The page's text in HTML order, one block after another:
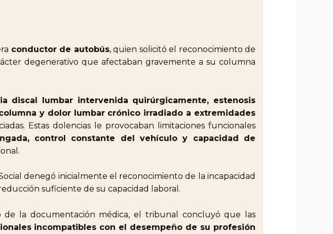
conductor de autobús, quien solicitó el reconocimiento de
degenerativo que afectaban gravemente a su columna
discal lumbar intervenida quirúrgicamente, estenosis
y dolor lumbar crónico irradiado a extremidades
Estas dolencias le provocaban limitaciones funcionales
control constante del vehículo y capacidad de
denegó inicialmente el reconocimiento de la incapacidad
suficiente de su capacidad laboral.
la documentación médica, el tribunal concluyó que las
incompatibles con el desempeño de su profesión